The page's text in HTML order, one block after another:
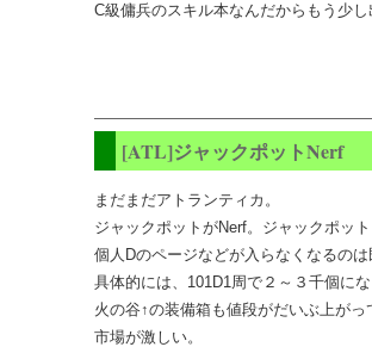
C級傭兵のスキル本なんだからもう少
[ATL]ジャックポットNerf
まだまだアトランティカ。
ジャックポットがNerf。ジャックポッ
個人Dのページなどが入らなくなるの
具体的には、101D1周で２～３千個に
火の谷↑の装備箱も値段がだいぶ上が
市場が激しい。